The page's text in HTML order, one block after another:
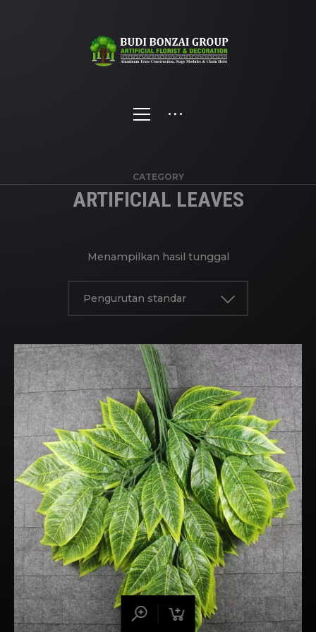
CATEGORY
ARTIFICIAL LEAVES
Menampilkan hasil tunggal
Pengurutan standar